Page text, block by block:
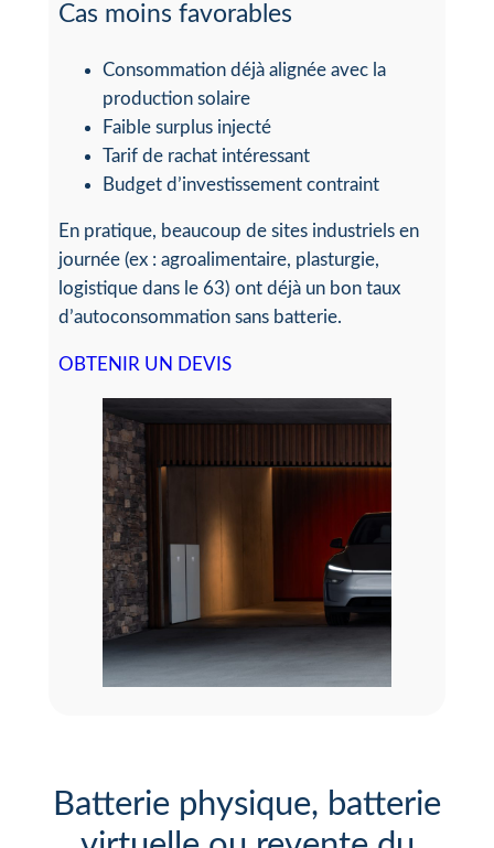
Cas moins favorables
Consommation déjà alignée avec la
production solaire
Faible surplus injecté
Tarif de rachat intéressant
Budget d’investissement contraint
En pratique, beaucoup de sites industriels en
journée (ex : agroalimentaire, plasturgie,
logistique dans le 63) ont déjà un bon taux
d’autoconsommation sans batterie.
OBTENIR UN DEVIS
Batterie physique, batterie